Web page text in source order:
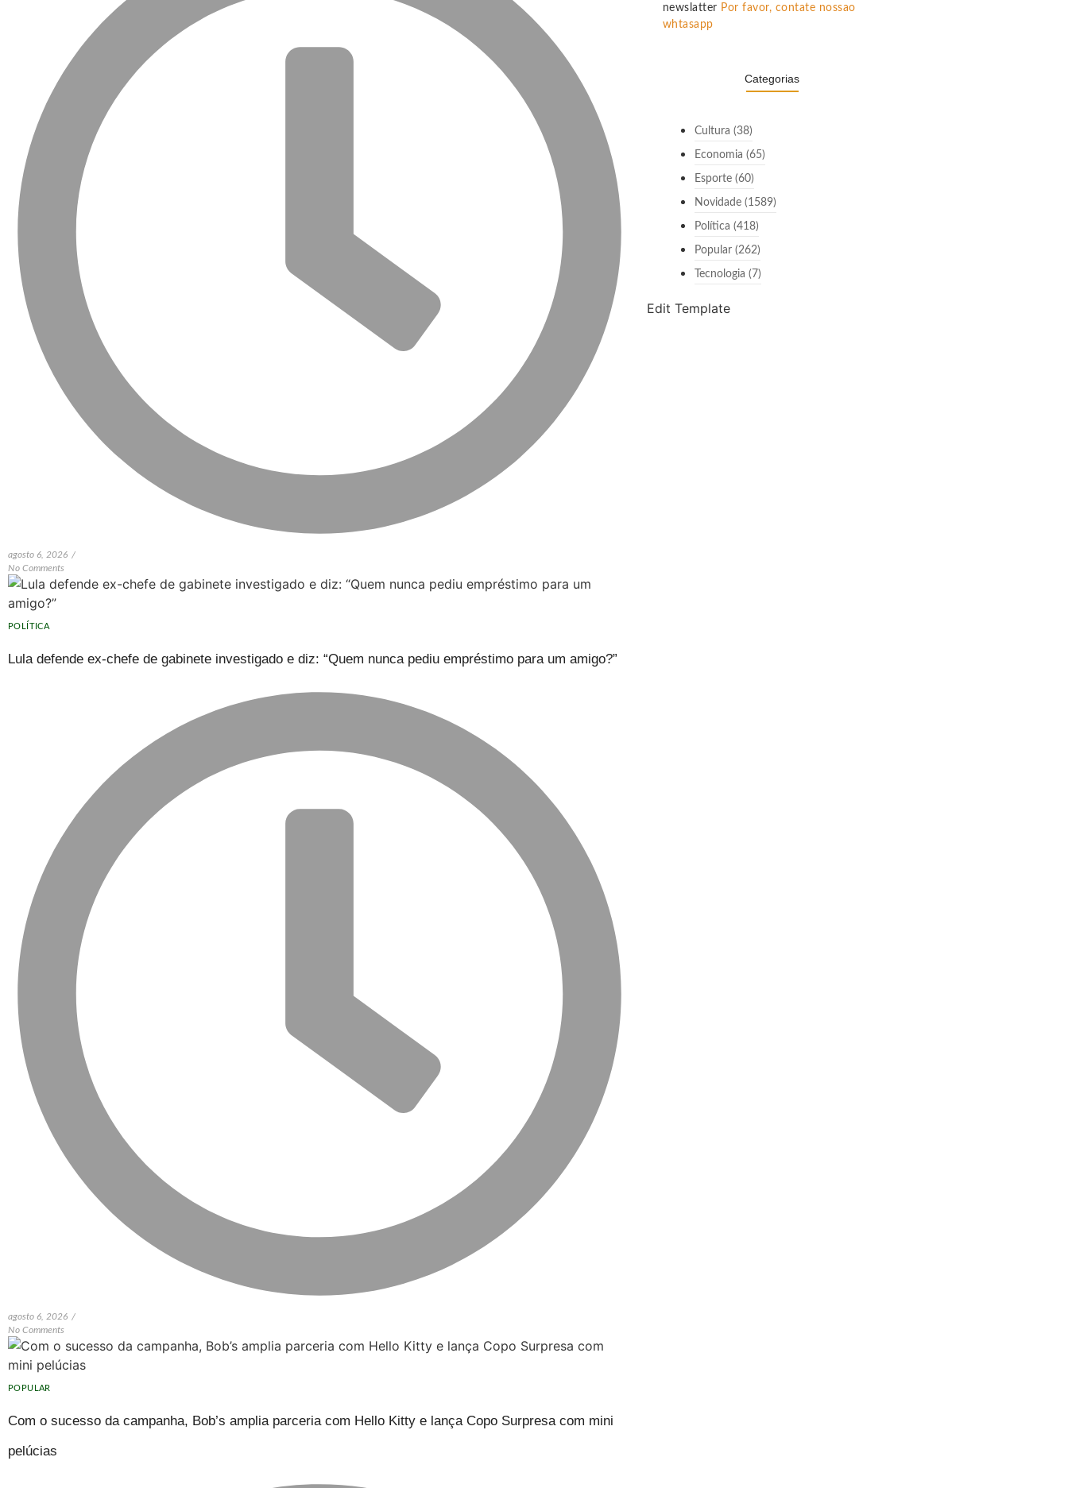
agosto 6, 2026 /
No Comments
POLÍTICA
Lula defende ex-chefe de gabinete investigado e diz: “Quem nunca pediu empréstimo para um amigo?”
agosto 6, 2026 /
No Comments
POPULAR
Com o sucesso da campanha, Bob’s amplia parceria com Hello Kitty e lança Copo Surpresa com mini
pelúcias
newslatter Por favor, contate nossao
whtasapp
Categorias
Cultura (38)
Economia (65)
Esporte(60)
Novidade(1589)
Política (418)
Popular(262)
Tecnologia (7)
Edit Template